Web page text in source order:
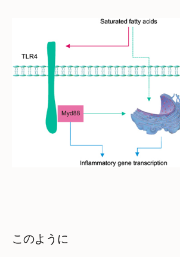
このように